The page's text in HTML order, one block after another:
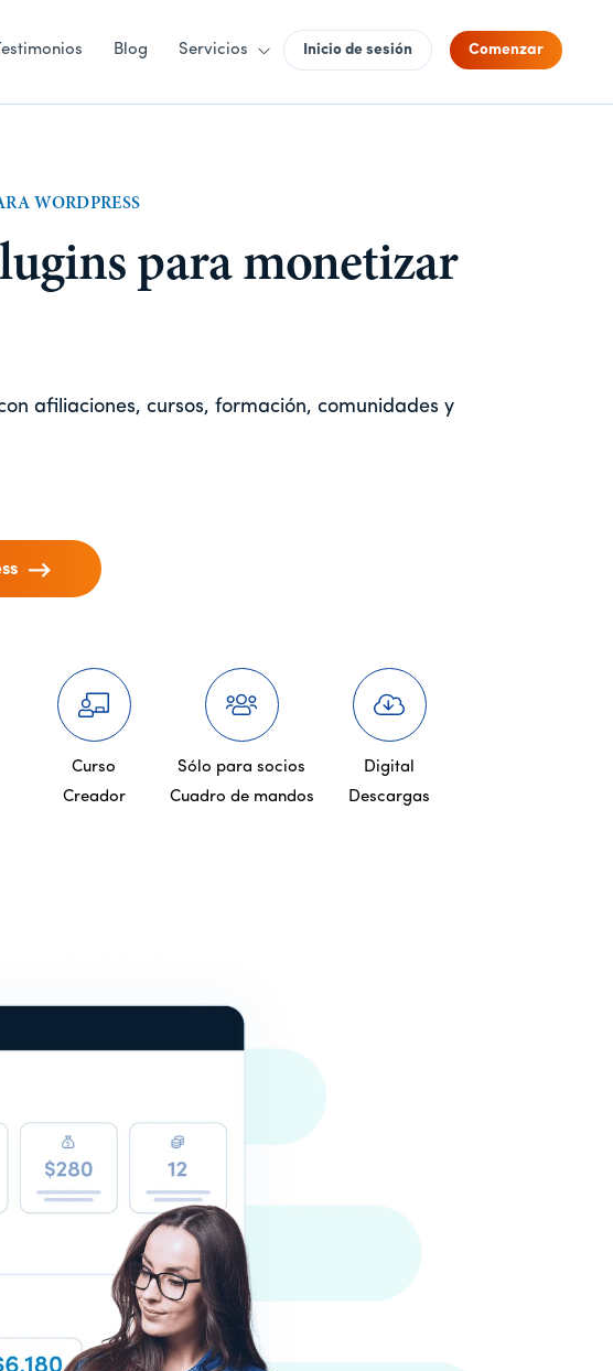
Blog Servicios Inicio de sesión Comenzar
WORDPRESS
para monetizar
afiliaciones, cursos, formación, comunidades y
Curso
Creador
Sólo para socios
Cuadro de mandos
Digital
Descargas